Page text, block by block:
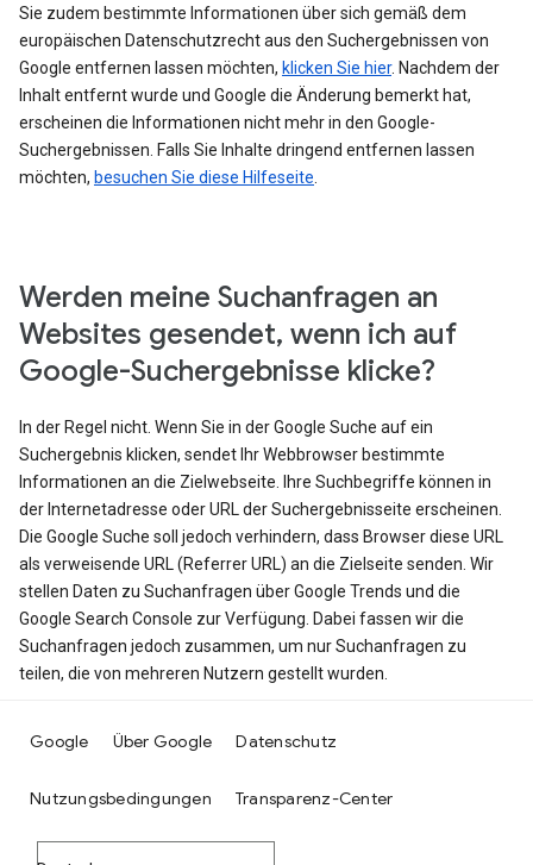
Sie zudem bestimmte Informationen über sich gemäß dem
europäischen Datenschutzrecht aus den Suchergebnissen von
Google entfernen lassen möchten, klicken Sie hier. Nachdem der
Inhalt entfernt wurde und Google die Änderung bemerkt hat,
erscheinen die Informationen nicht mehr in den Google-
Suchergebnissen. Falls Sie Inhalte dringend entfernen lassen
möchten, besuchen Sie diese Hilfeseite
Werden meine Suchanfragen an
Websites gesendet, wenn ich auf
Google-Suchergebnisse klicke?
In der Regel nicht. Wenn Sie in der Google Suche auf ein
Suchergebnis klicken, sendet Ihr Webbrowser bestimmte
Informationen an die Zielwebseite. Ihre Suchbegriffe können in
der Internetadresse oder URL der Suchergebnisseite erscheinen.
Die Google Suche soll jedoch verhindern, dass Browser diese URL
als verweisende URL (Referrer URL) an die Zielseite senden. Wir
stellen Daten zu Suchanfragen über Google Trends und die
Google Search Console zur Verfügung. Dabei fassen wir die
Suchanfragen jedoch zusammen, um nur Suchanfragen zu
teilen, die von mehreren Nutzern gestellt wurden.
Google Über Google Datenschutz
Nutzungsbedingungen Transparenz-Center